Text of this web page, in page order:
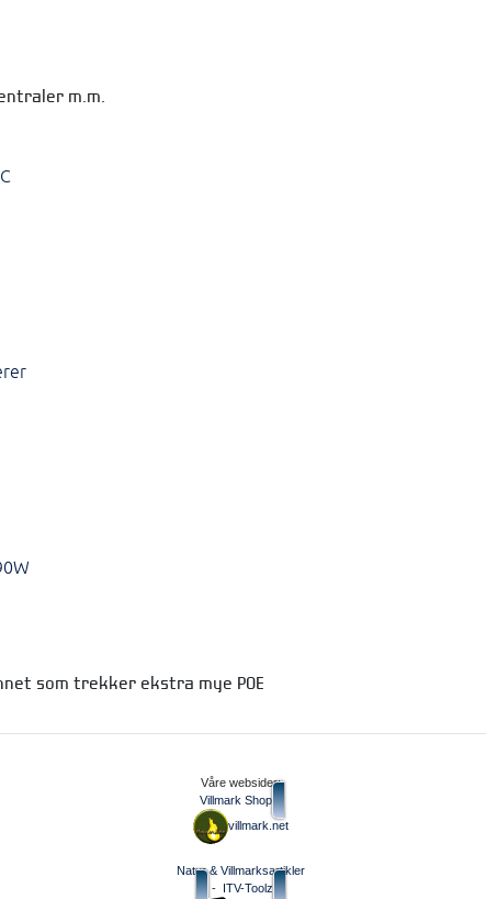
m.m.
som trekker ekstra mye POE
Våre websider:
Villmark Shop
villmark.net
Natur & Villmarksartikler
- ITV-Toolz